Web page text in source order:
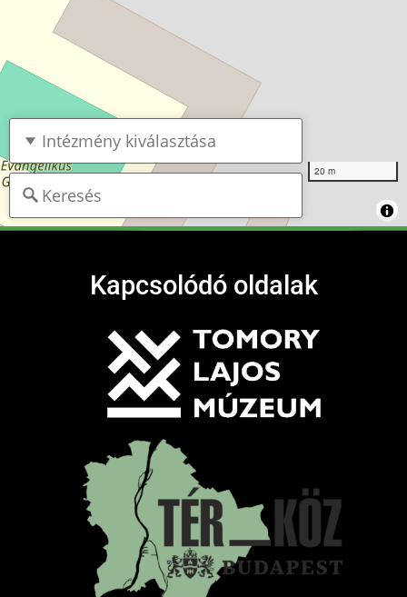
20 m
Kapcsolódó oldalak